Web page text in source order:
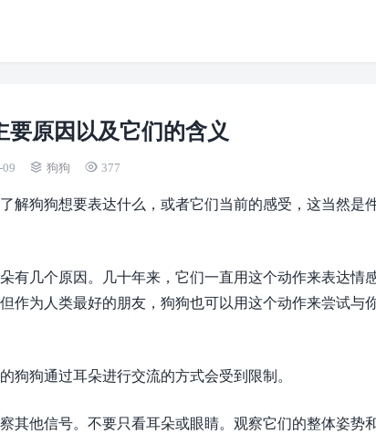
原因以及它们的含义
09 狗狗 377
解狗狗想要表达什么，或者它们当前的感受，这当然是
几个原因。几十年来，它们一直用这个动作来表达情感
作为人类最好的朋友，狗狗也可以用这个动作来尝试与
狗通过耳朵进行交流的方式会受到限制。
其他信号。不要只看耳朵或眼睛。观察它们的整体姿势